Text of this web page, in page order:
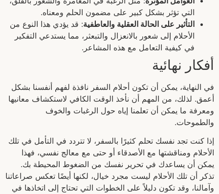
التي تؤثر بشكل كبير على مضمون الحلم ومعناه.
التأثير على الحالة العقلية والعاطفية: قد يؤدي هذا النوع من
الأحلام إلى شعور بالانعزال والتبعثر، مما يستدعي التفكير
في كيفية التعامل مع هذه المشاعر.
أفكار نهائية
في النهاية، يمكن أن تكون أحلام السفر نافذة لفهم أنفسنا بشكل
أعمق. لذلك، من المهم أن نأخذ الوقت الكافي لاستكشاف معانيها
ومعرفة ما يمكن أن تعلمنا إياه حول الرغبات والخوف
والطموحات.
إذا كنت تجد نفسك تحلم كثيرًا بالسفر، لا تتردد في التأمل في تلك
الأحلام ومناقشتها مع الأصدقاء أو حتى مع معالج نفسي، فهذا
يمكن أن يساعدك في تحرير نفسك من الضغوط المحيطة بك.
تذكر أن تلك الأحلام ليست مجرد خيال، لكنها أيضًا تعكس صراعاتنا
وآمالنا، وقد تكون دليلاً على الخطوات التي تحتاج إلى اتخاذها في